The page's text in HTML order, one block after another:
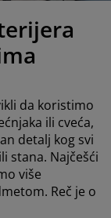
da koristimo
ili cveća,
detalj kog svi
stana. Najčešći
više
Reč je o